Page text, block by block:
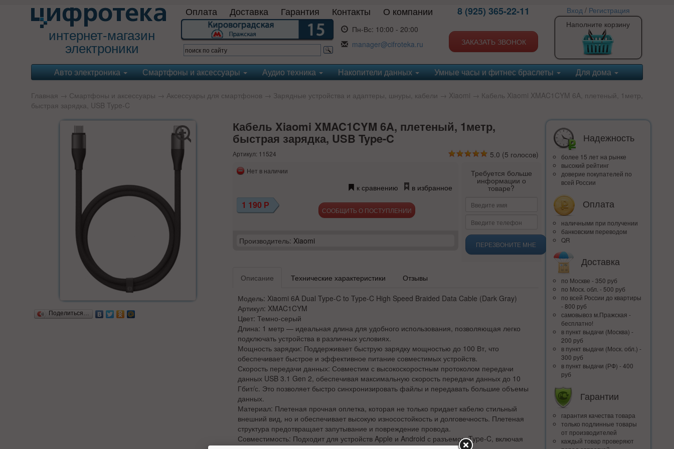
интернет-магазин
электроники
Оплата Доставка Гарантия Контакты О компании
Пн-Вс: 10:00 - 20:00
manager@cifroteka.ru
8 (925) 365-22-11
ЗАКАЗАТЬ ЗВОНОК
Вход/ Регистрация
Наполните корзину
Авто электроника Смартфоны и аксессуары Аудио техника Накопители данных Умные часы и фитнес браслеты Для дома
Главная → Смартфоны и аксессуары → Аксессуары для смартфонов → Зарядные устройства и адаптеры, шнуры, кабели → Xiaomi → Кабель Xiaomi XMAC1CYM 6A, плетеный, 1метр,
быстрая зарядка, USB Type-C
Поделиться…
Кабель Xiaomi XMAC1CYM 6A, плетеный, 1метр,
быстрая зарядка, USB Type-C
Артикул: 11524 5.0 (5 голосов)
Нет в наличии
к сравнению в избранное
1 190 Р СООБЩИТЬ О ПОСТУПЛЕНИИ
Производитель: Xiaomi
Требуется больше
информации о
товаре?
ПЕРЕЗВОНИТЕ МНЕ
Описание Технические характеристики Отзывы
Модель: Xiaomi 6A Dual Type-C to Type-C High Speed Braided Data Cable (Dark Gray)
Артикул: XMAC1CYM
Цвет: Темно-серый
Длина: 1 метр — идеальная длина для удобного использования, позволяющая легко
подключать устройства в различных условиях.
Мощность зарядки: Поддерживает быструю зарядку мощностью до 100 Вт, что
обеспечивает быстрое и эффективное питание совместимых устройств.
Скорость передачи данных: Совместим с высокоскоростным протоколом передачи
данных USB 3.1 Gen 2, обеспечивая максимальную скорость передачи данных до 10
Гбит/с. Это позволяет быстро синхронизировать файлы и передавать большие объемы
данных.
Материал: Плетеная прочная оплетка, которая не только придает кабелю стильный
внешний вид, но и обеспечивает высокую износостойкость и долговечность. Плетеная
структура предотвращает запутывание и повреждение провода.
Совместимость: Подходит для устройств Apple и Android с разъемом Type-C, включая
Надежность
более 15 лет на рынке
высокий рейтинг
доверие покупателей по
всей России
Оплата
наличными при получении
банковским переводом
QR
Доставка
по Москве - 350 руб
по Моск. обл. - 500 руб
по всей Росcии до квартиры
- 800 руб
самовывоз м.Пражская -
бесплатно!
в пункт выдачи (Москва) -
200 руб
в пункт выдачи (Моск. обл.) -
300 руб
в пункт выдачи (РФ) - 400
руб
Гарантии
гарантия качества товара
только подлинные товары
от производителей
каждый товар проверяют